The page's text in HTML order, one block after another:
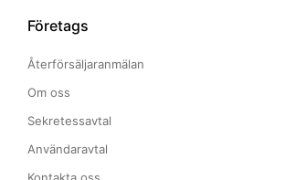
Företags
Återförsäljaranmälan
Om oss
Sekretessavtal
Användaravtal